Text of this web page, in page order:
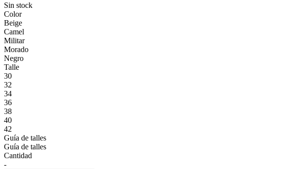
Sin stock
Color
Beige
Camel
Militar
Morado
Negro
Talle
30
32
34
36
38
40
42
Guía de talles
Guía de talles
Cantidad
-